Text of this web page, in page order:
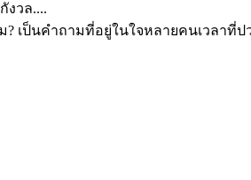
งวล....
ม? เป็นคำถามที่อยู่ในใจหลายคนเวลา